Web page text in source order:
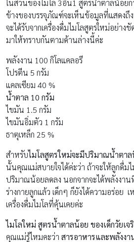
ในส่วนของไมโล 3อิน1 สูตรน้ำตาลน้อย
ข้างของบรรจุภัณฑ์จะเห็นข้อมูลที่แสดงถึ
จะได้รับจากเครื่องดื่มไมโลสูตรใหม่อย่าง
มาให้ทราบกันตามด้านล่างนี้ค่ะ
พลังงาน 100 กิโลแคลอรี
โปรตีน 5 กรัม
แคลเซียม 40 %
น้ำตาล 10 กรัม
ไขมัน 1.5 กรัม
ไขมันอิ่มตัว 1 กรัม
ธาตุเหล็ก 25 %
สำหรับไมโลสูตรใหม่จะมีปริมาณน้ำตาล
นั้นคุณแม่สบายใจได้ค่ะว่า ถ้าจะให้ลูกดื่
ปริมาณน้อยลดลง นอกจากจะได้พลังงา
ร่างกายลูกแล้ว เด็กๆ ก็ยังได้ความอร่อย
เครื่องดื่มไมโลที่คุ้นเคยค่ะ
ไมโลใหม่ สูตรน้ำตาลน้อย ของเด็กวัยเจ
คุณแม่รู้ไหมคะว่า สารอาหารและพลังง